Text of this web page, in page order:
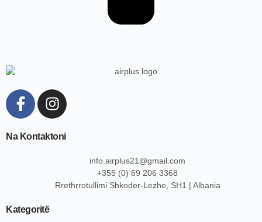
Na Kontaktoni
info.airplus21@gmail.com
+355 (0) 69 206 3368
Rrethrrotullimi Shkoder-Lezhe, SH1 | Albania
Kategoritë